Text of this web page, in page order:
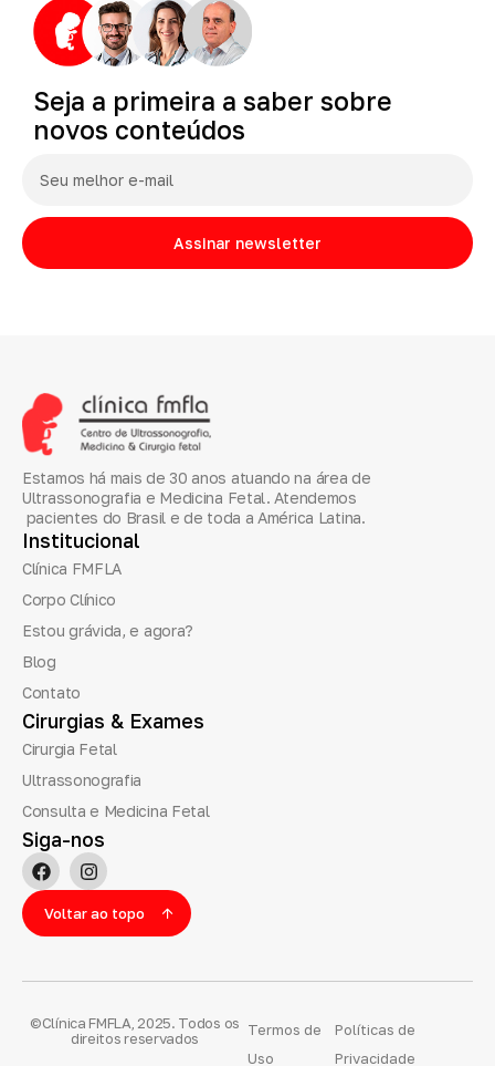
Seja a primeira a saber sobre
novos conteúdos
Assinar newsletter
Estamos há mais de 30 anos atuando na área de
Ultrassonografia e Medicina Fetal. Atendemos
pacientes do Brasil e de toda a América Latina.
Institucional
Clínica FMFLA
Corpo Clínico
Estou grávida, e agora?
Blog
Contato
Cirurgias & Exames
Cirurgia Fetal
Ultrassonografia
Consulta e Medicina Fetal
Siga-nos
Voltar ao topo
©Clínica FMFLA, 2025. Todos os
direitos reservados
Termos de
Uso
Políticas de
Privacidade